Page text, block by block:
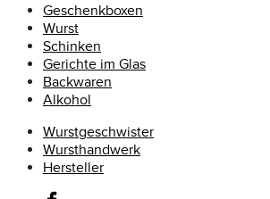
Geschenkboxen
Wurst
Schinken
Gerichte im Glas
Backwaren
Alkohol
Wurstgeschwister
Wursthandwerk
Hersteller